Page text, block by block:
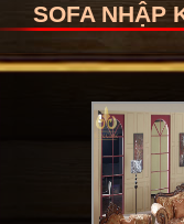
SOFA NHẬP